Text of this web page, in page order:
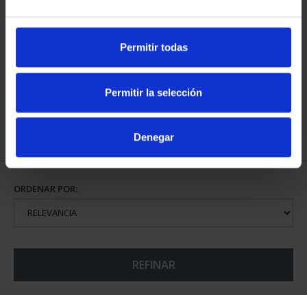
Permitir todas
Permitir la selección
Denegar
CIUDADES PATRIMONIO
73,00 €
CIUDADES PATRIMONIO
73,00 €
ORDENAR POR:
REFINAR